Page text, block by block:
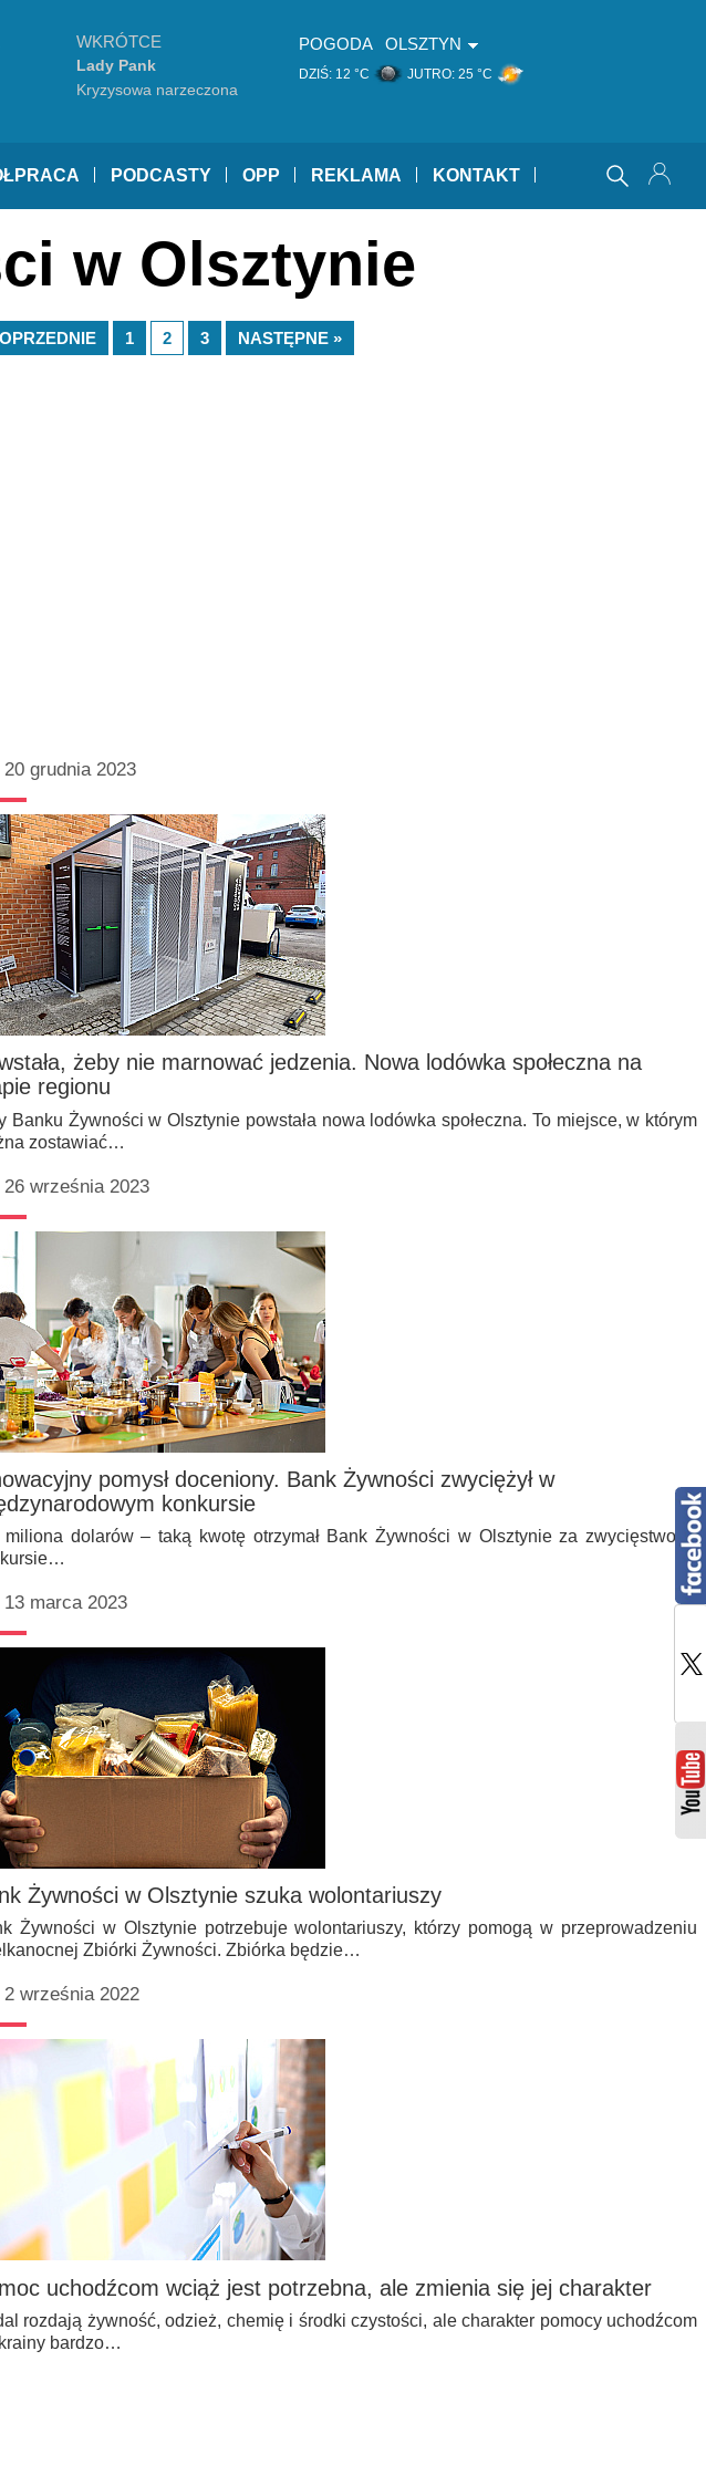
WKRÓTCE
Lady Pank
Kryzysowa narzeczona
POGODA OLSZTYN
DZIŚ: 12 °C JUTRO: 25 °C
PODCASTY OPP REKLAMA KONTAKT
w Olsztynie
20 grudnia 2023
żeby nie marnować jedzenia. Nowa lodówka społeczna na
regionu
Banku Żywności w Olsztynie powstała nowa lodówka społeczna. To miejsce, w którym
zostawiać…
26 września 2023
pomysł doceniony. Bank Żywności zwyciężył w
konkursie
miliona dolarów – taką kwotę otrzymał Bank Żywności w Olsztynie za zwycięstwo w
13 marca 2023
Żywności w Olsztynie szuka wolontariuszy
Żywności w Olsztynie potrzebuje wolontariuszy, którzy pomogą w przeprowadzeniu
Zbiórki Żywności. Zbiórka będzie…
2 września 2022
uchodźcom wciąż jest potrzebna, ale zmienia się jej charakter
rozdają żywność, odzież, chemię i środki czystości, ale charakter pomocy uchodźcom
bardzo…
1 2 3 NASTĘPNE »